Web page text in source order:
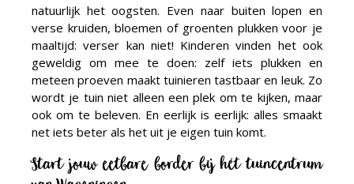
natuurlijk het oogsten. Even naar buiten lopen en
verse kruiden, bloemen of groenten plukken voor je
maaltijd: verser kan niet! Kinderen vinden het ook
geweldig om mee te doen: zelf iets plukken en
meteen proeven maakt tuinieren tastbaar en leuk. Zo
wordt je tuin niet alleen een plek om te kijken, maar
ook om te beleven. En eerlijk is eerlijk: alles smaakt
net iets beter als het uit je eigen tuin komt.
Start jouw eetbare border bij hét tuincentrum